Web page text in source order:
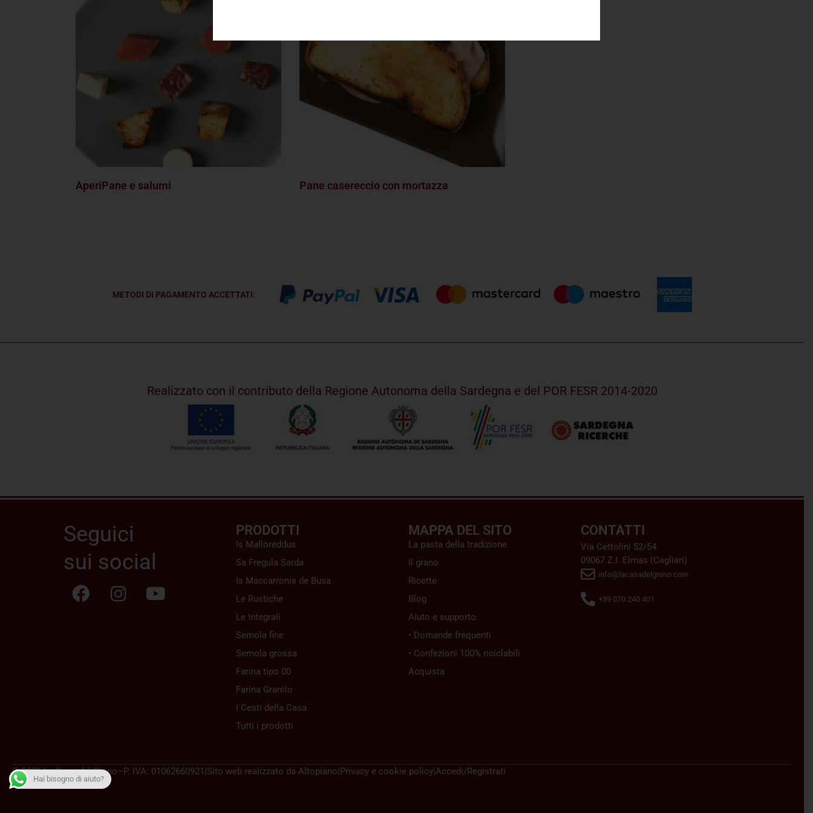
AperiPane e salumi Pane casereccio con mortazza
METODI DI PAGAMENTO ACCETTATI:
Realizzato con il contributo della Regione Autonoma della Sardegna e del POR FESR 2014-2020
Seguici
sui social
PRODOTTI
Is Malloreddus
Sa Fregula Sarda
Is Maccarronis de Busa
Le Rustiche
Le Integrali
Semola fine
Semola grossa
Farina tipo 00
Farina Granito
I Cesti della Casa
Tutti i prodotti
MAPPA DEL SITO
La pasta della tradizione
Il grano
Ricette
Blog
Aiuto e supporto:
• Domande frequenti
• Confezioni 100% riciclabili
Acquista
CONTATTI
Via Cettolini 52/54
09067 Z.I. Elmas (Cagliari)
info@lacasadelgrano.com
+39 070 240 401
© 2026 La Casa del Grano–P. IVA: 01062660921 |Sito web realizzato da Altopiano|Privacy e cookie policy|Accedi/Registrati
Hai bisogno di aiuto?